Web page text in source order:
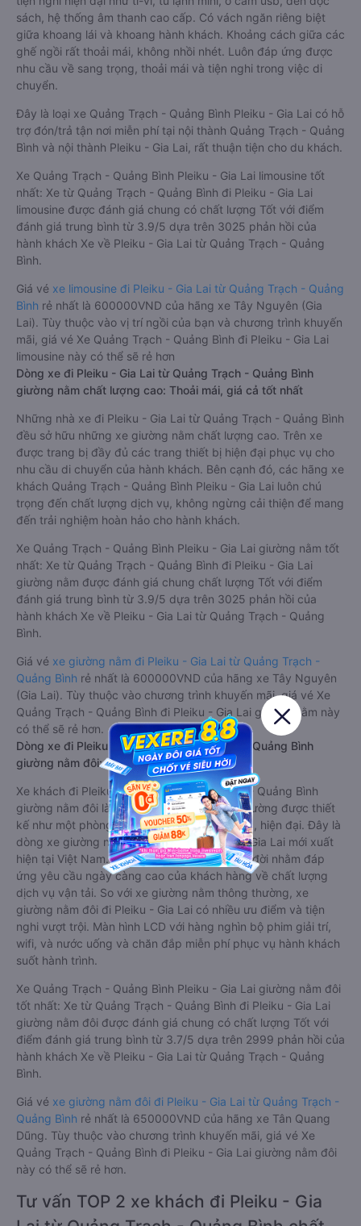
lại với các ghế bọc da chuẩn Châu Âu, không chỉ êm ái cho
chuyến hành trình xa, mà còn mát mẻ và không hề bị hầm bí
như các ghế bọc da bình thường. Kèm theo các ghế có nhiều
tiện nghi hiện đại như ti-vi, tủ lạnh mini, ổ cắm usb, đèn đọc
sách, hệ thống âm thanh cao cấp. Có vách ngăn riêng biệt
giữa khoang lái và khoang hành khách. Khoảng cách giữa các
ghế ngồi rất thoải mái, không nhồi nhét. Luôn đáp ứng được
nhu cầu về sang trọng, thoải mái và tiện nghi trong việc di
chuyển.
Đây là loại xe Quảng Trạch - Quảng Bình Pleiku - Gia Lai có hỗ
trợ đón/trả tận nơi miễn phí tại nội thành Quảng Trạch - Quảng
Bình và nội thành Pleiku - Gia Lai, rất thuận tiện cho du khách.
Xe Quảng Trạch - Quảng Bình Pleiku - Gia Lai limousine tốt
nhất: Xe từ Quảng Trạch - Quảng Bình đi Pleiku - Gia Lai
limousine được đánh giá chung có chất lượng Tốt với điểm
đánh giá trung bình từ 3.9/5 dựa trên 3025 phản hồi của
hành khách Xe về Pleiku - Gia Lai từ Quảng Trạch - Quảng
Bình.
Giá véxe limousine đi Pleiku - Gia Lai từ Quảng Trạch - Quảng
Bìnhrẻ nhất là 600000VND của hãng xe Tây Nguyên (Gia
Lai). Tùy thuộc vào vị trí ngồi của bạn và chương trình khuyến
mãi, giá vé Xe Quảng Trạch - Quảng Bình đi Pleiku - Gia Lai
limousine này có thể sẽ rẻ hơn
Dòng xe đi Pleiku - Gia Lai từ Quảng Trạch - Quảng Bình
giường nằm chất lượng cao: Thoải mái, giá cả tốt nhất
Những nhà xe đi Pleiku - Gia Lai từ Quảng Trạch - Quảng Bình
đều sở hữu những xe giường nằm chất lượng cao. Trên xe
được trang bị đầy đủ các trang thiết bị hiện đại phục vụ cho
nhu cầu di chuyển của hành khách. Bên cạnh đó, các hãng xe
khách Quảng Trạch - Quảng Bình Pleiku - Gia Lai luôn chú
trọng đến chất lượng dịch vụ, không ngừng cải thiện để mang
đến trải nghiệm hoàn hảo cho hành khách.
Xe Quảng Trạch - Quảng Bình Pleiku - Gia Lai giường nằm tốt
nhất: Xe từ Quảng Trạch - Quảng Bình đi Pleiku - Gia Lai
giường nằm được đánh giá chung chất lượng Tốt với điểm
đánh giá trung bình từ 3.9/5 dựa trên 3025 phản hồi của
hành khách Xe về Pleiku - Gia Lai từ Quảng Trạch - Quảng
Bình.
Giá vé xe giường nằm đi Pleiku - Gia Lai từ Quảng Trạch -
Quảng Bình rẻ nhất là 600000VND của hãng xe Tây Nguyên
(Gia Lai). Tùy thuộc vào chương trình khuyến mãi, giá vé Xe
Quảng Trạch - Quảng Bình đi Pleiku - Gia Lai giường nằm này
có thể sẽ rẻ hơn.
Dòng xe đi Pleiku - Gia Lai từ Quảng Trạch - Quảng Bình
giường nằm đôi: Riêng tư, đầy đủ tiện nghi
Xe khách đi Pleiku - Gia Lai từ Quảng Trạch - Quảng Bình
giường nằm đôi là loại xe đặc biệt. Với mỗi giường được thiết
kế như một phòng ngủ khách sạn sang trọng, hiện đại. Đây là
dòng xe giường nằm cho cặp đôi đi Pleiku - Gia Lai mới xuất
hiện tại Việt Nam. Loại xe giường nằm đôi ra đời nhằm đáp
ứng yêu cầu ngày càng cao của khách hàng về chất lượng
dịch vụ vận tải. So với xe giường nằm thông thường, xe
giường nằm đôi đi Pleiku - Gia Lai có nhiều ưu điểm và tiện
nghi vượt trội. Màn hình LCD với hàng nghìn bộ phim giải trí,
wifi, và nước uống và chăn đắp miễn phí phục vụ hành khách
suốt hành trình.
Xe Quảng Trạch - Quảng Bình Pleiku - Gia Lai giường nằm đôi
tốt nhất: Xe từ Quảng Trạch - Quảng Bình đi Pleiku - Gia Lai
giường nằm đôi được đánh giá chung có chất lượng Tốt với
điểm đánh giá trung bình từ 3.7/5 dựa trên 2999 phản hồi của
hành khách Xe về Pleiku - Gia Lai từ Quảng Trạch - Quảng
Bình.
Giá vé xe giường nằm đôi đi Pleiku - Gia Lai từ Quảng Trạch -
Quảng Bìnhrẻ nhất là 650000VND của hãng xe Tân Quang
Dũng. Tùy thuộc vào chương trình khuyến mãi, giá vé Xe
Quảng Trạch - Quảng Bình đi Pleiku - Gia Lai giường nằm đôi